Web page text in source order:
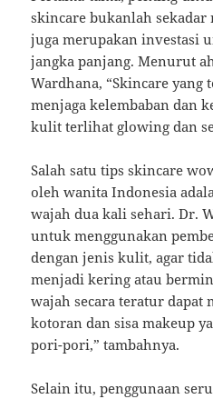
skincare bukanlah
juga merupakan investasi
jangka panjang. Menurut
Wardhana, “Skincare yang
menjaga kelembaban dan
kulit terlihat glowing dan
Salah satu tips skincare
oleh wanita Indonesia
wajah dua kali sehari. Dr.
untuk menggunakan
dengan jenis kulit, agar
menjadi kering atau
wajah secara teratur dapat
kotoran dan sisa makeup
pori-pori,” tambahnya.
Selain itu, penggunaan